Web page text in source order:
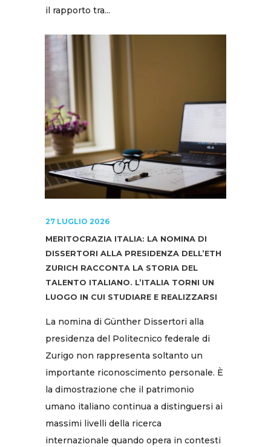
il rapporto tra...
27 LUGLIO 2026
MERITOCRAZIA ITALIA: LA NOMINA DI
DISSERTORI ALLA PRESIDENZA DELL’ETH
ZURICH RACCONTA LA STORIA DEL
TALENTO ITALIANO. L’ITALIA TORNI UN
LUOGO IN CUI STUDIARE E REALIZZARSI
La nomina di Günther Dissertori alla
presidenza del Politecnico federale di
Zurigo non rappresenta soltanto un
importante riconoscimento personale. È
la dimostrazione che il patrimonio
umano italiano continua a distinguersi ai
massimi livelli della ricerca
internazionale quando opera in contesti